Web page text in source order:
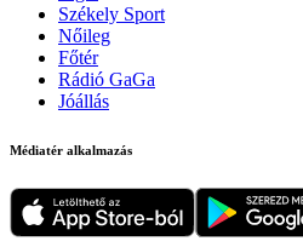
Székely Sport
Nőileg
Főtér
Rádió GaGa
Jóállás
Médiatér alkalmazás